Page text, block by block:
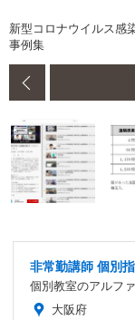
新型コロナウイルス感
事例集
非常勤講師 個別
個別教室のアルフ
大阪府